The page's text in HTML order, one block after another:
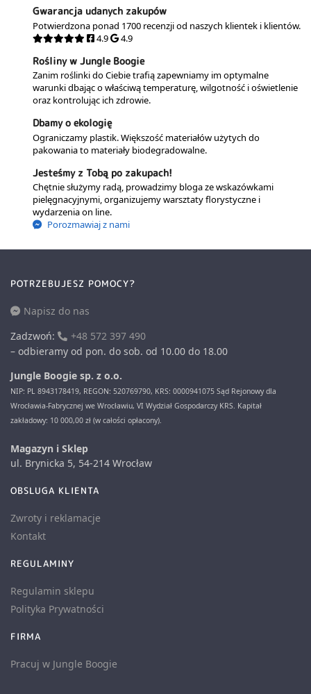
Gwarancja udanych zakupów
Potwierdzona ponad 1700 recenzji od naszych klientek i klientów.
4.9
4.9
Rośliny w Jungle Boogie
Zanim roślinki do Ciebie trafią zapewniamy im optymalne
warunki dbając o właściwą temperaturę, wilgotność i oświetlenie
oraz kontrolując ich zdrowie.
Dbamy o ekologię
Ograniczamy plastik. Większość materiałów użytych do
pakowania to materiały biodegradowalne.
Jesteśmy z Tobą po zakupach!
Chętnie służymy radą, prowadzimy bloga ze wskazówkami
pielęgnacyjnymi, organizujemy warsztaty florystyczne i
wydarzenia on line.
Porozmawiaj z nami
POTRZEBUJESZ POMOCY?
Napisz do nas
Zadzwoń:
+48 572 397 490
– odbieramy od pon. do sob. od 10.00 do 18.00
Jungle Boogie sp. z o.o.
NIP: PL 8943178419, REGON: 520769790, KRS: 0000941075 Sąd Rejonowy dla
Wrocławia-Fabrycznej we Wrocławiu, VI Wydział Gospodarczy KRS. Kapitał
zakładowy: 10 000,00 zł (w całości opłacony).
Magazyn i Sklep
ul. Brynicka 5, 54-214 Wrocław
OBSLUGA KLIENTA
Zwroty i reklamacje
Kontakt
REGULAMINY
Regulamin sklepu
Polityka Prywatności
FIRMA
Pracuj w Jungle Boogie